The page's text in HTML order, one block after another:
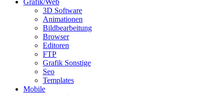
3D Software
Animationen
Bildbearbeitung
Browser
Editoren
FTP
Grafik Sonstige
Seo
Templates
Mobile